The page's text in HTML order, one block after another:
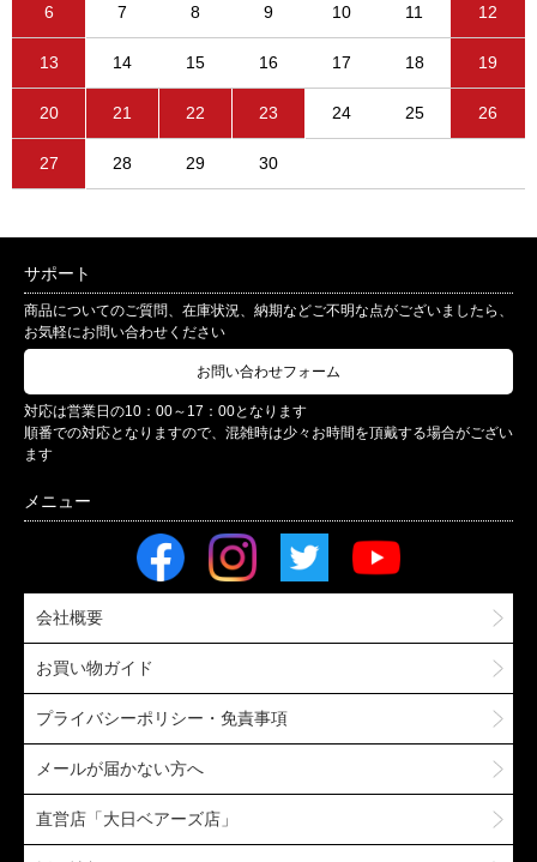
6 7 8 9 10 11 12
13 14 15 16 17 18 19
20 21 22 23 24 25 26
27 28 29 30
サポート
商品についてのご質問、在庫状況、納期などご不明な点がございましたら、
お気軽にお問い合わせください
お問い合わせフォーム
対応は営業日の10：00～17：00となります
順番での対応となりますので、混雑時は少々お時間を頂戴する場合がござい
ます
会社概要
お買い物ガイド
プライバシーポリシー・免責事項
メールが届かない方へ
直営店「大日ベアーズ店」